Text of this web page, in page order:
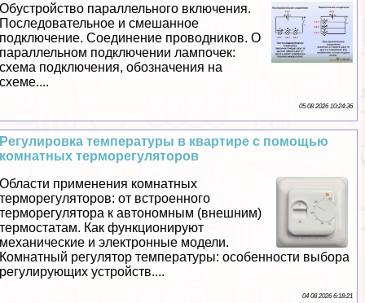
Обустройство параллельного включения.
Последовательное и смешанное
подключение. Соединение проводников. О
параллельном подключении лампочек:
схема подключения, обозначения на
схеме....
05 08 2026 10:24:36
Регулировка температуры в квартире с помощью
комнатных терморегуляторов
Области применения комнатных
терморегуляторов: от встроенного
терморегулятора к автономным (внешним)
термостатам. Как функционируют
механические и электронные модели.
Комнатный регулятор температуры: особенности выбора
регулирующих устройств....
04 08 2026 6:18:21